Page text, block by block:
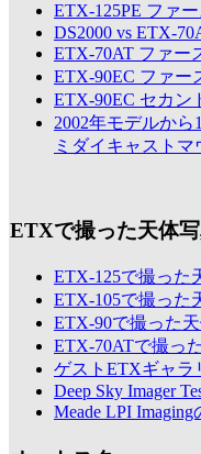
ETX-125PE ファ
DS2000 vs ETX-
ETX-70AT ファー
ETX-90EC ファー
ETX-90EC セカン
2002年モデルから
ミダイキャストマ
ETXで撮った天体
ETX-125で撮った
ETX-105で撮った
ETX-90で撮った
ETX-70ATで撮っ
ゲストETXギャラ
Deep Sky Imager
Meade LPI